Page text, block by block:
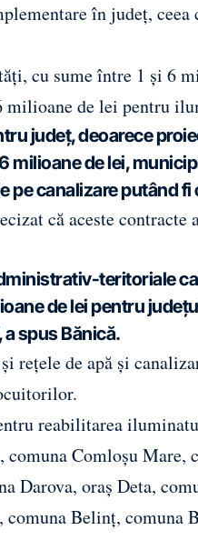
în județ,
cu sume între 1 și 6
de lei pentru
județ, deoarece
milioane de lei,
pe canalizare putând
că aceste contracte
teritoriale
de lei pentru
spus Bănică.
rețele de apă și
reabilitarea
Comloșu Mare,
Darova, oraș Deta,
Belinț, comuna